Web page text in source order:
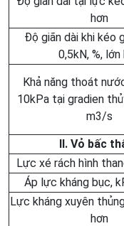
hơn
Độ giãn dài khi kéo
0,5kN, %, lớn
Khả năng thoát
10kPa tại gradien
m3/s
II. Vỏ bấc
Lực xé rách hình
Áp lực kháng bục,
Lực kháng xuyên
hơn